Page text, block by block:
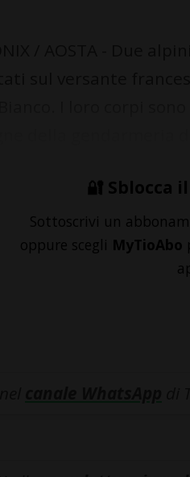
🔐 Sblocca
Sottoscrivi un
oppure scegli MyTioAbo